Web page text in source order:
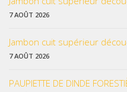
7 AOÛT 2026
Jambon cuit supérieur
7 AOÛT 2026
PAUPIETTE DE DINDE